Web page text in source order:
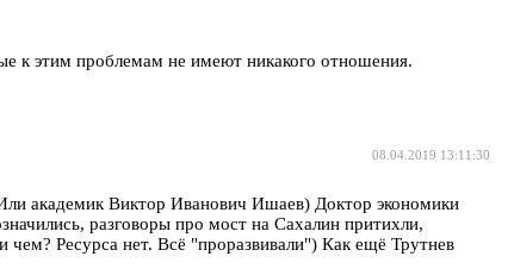
к этим проблемам не имеют никакого отношения.
08.04.2019 13:11:30
академик Виктор Иванович Ишаев) Доктор экономики
разговоры про мост на Сахалин притихли,
чем? Ресурса нет. Всё "проразвивали") Как ещё Трутнев